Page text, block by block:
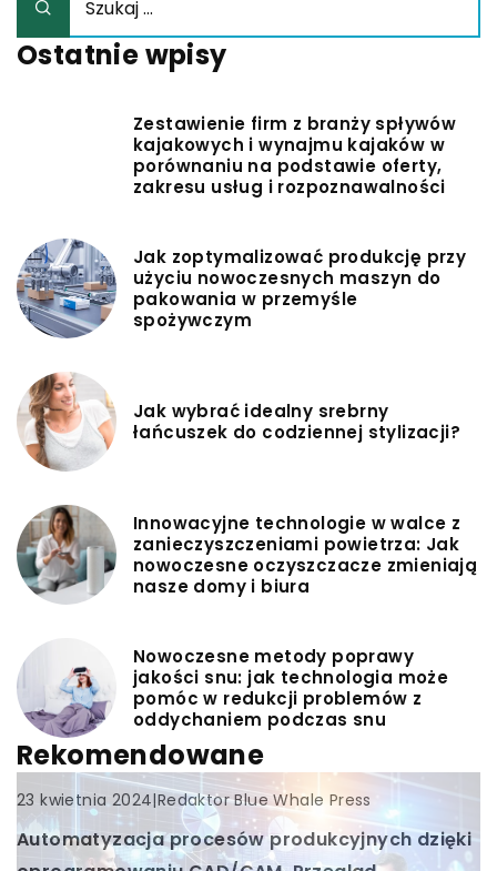
Ostatnie wpisy
Zestawienie firm z branży spływów
kajakowych i wynajmu kajaków w
porównaniu na podstawie oferty,
zakresu usług i rozpoznawalności
Jak zoptymalizować produkcję przy
użyciu nowoczesnych maszyn do
pakowania w przemyśle
spożywczym
Jak wybrać idealny srebrny
łańcuszek do codziennej stylizacji?
Innowacyjne technologie w walce z
zanieczyszczeniami powietrza: Jak
nowoczesne oczyszczacze zmieniają
nasze domy i biura
Nowoczesne metody poprawy
jakości snu: jak technologia może
pomóc w redukcji problemów z
oddychaniem podczas snu
Rekomendowane
INNE
23 kwietnia 2024|Redaktor Blue Whale Press
Automatyzacja procesów produkcyjnych dzięki